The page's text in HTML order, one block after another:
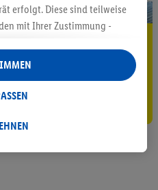
sparen³²ᵃ
anmelden
sichern!
erfolgt. Diese sind teilweise
mit Ihrer Zustimmung -
mit dem IAB TCF
Werbung
Werbung werden